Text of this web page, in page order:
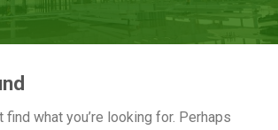
find what you’re looking for. Perhaps